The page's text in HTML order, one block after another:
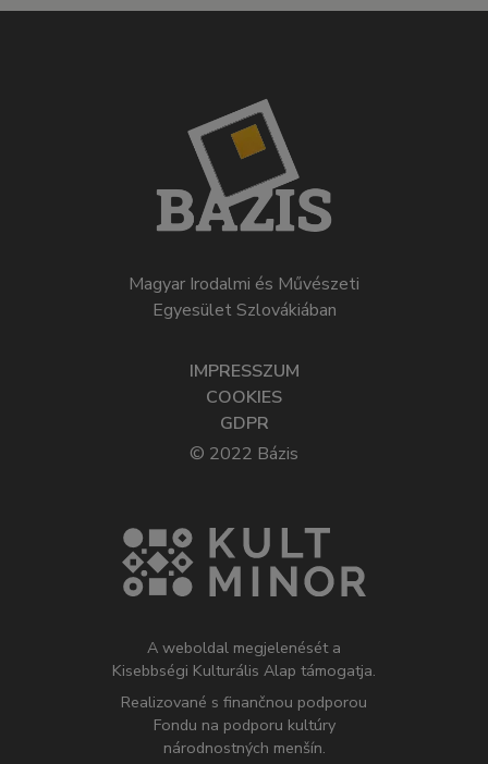
Magyar Irodalmi és Művészeti
Egyesület Szlovákiában
IMPRESSZUM
COOKIES
GDPR
© 2022 Bázis
A weboldal megjelenését a
Kisebbségi Kulturális Alap támogatja.
Realizované s finančnou podporou
Fondu na podporu kultúry
národnostných menšín.